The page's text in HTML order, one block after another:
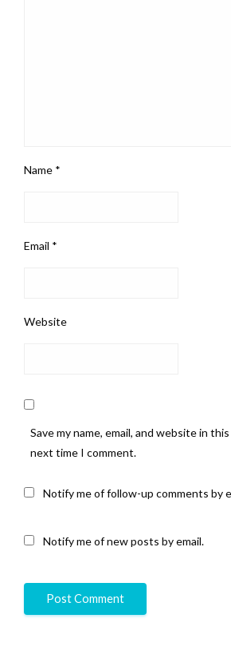
Name *
Email *
Website
Save my name, email, and website in
next time I comment.
Notify me of follow-up comments by
Notify me of new posts by email.